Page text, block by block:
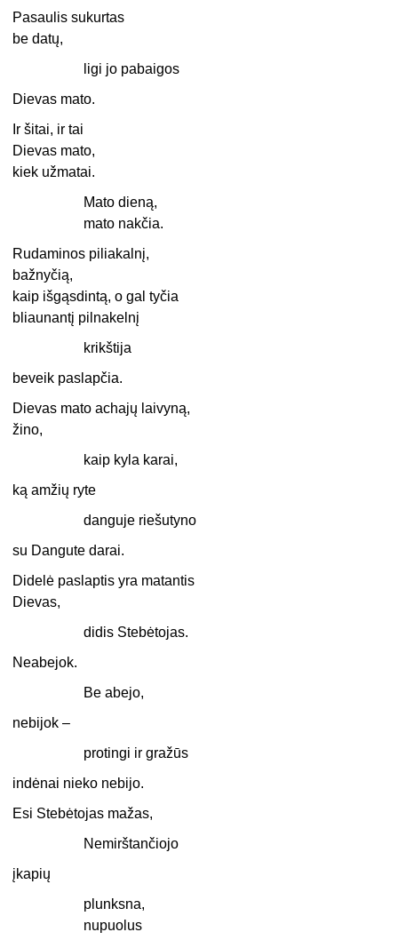
Pasaulis sukurtas
be datų,
ligi jo pabaigos
Dievas mato.
Ir šitai, ir tai
Dievas mato,
kiek užmatai.
Mato dieną,
mato nakčia.
Rudaminos piliakalnį,
bažnyčią,
kaip išgąsdintą, o gal tyčia
bliaunantį pilnakelnį
krikštija
beveik paslapčia.
Dievas mato achajų laivyną,
žino,
kaip kyla karai,
ką amžių ryte
danguje riešutyno
su Dangute darai.
Didelė paslaptis yra matantis
Dievas,
didis Stebėtojas.
Neabejok.
Be abejo,
nebijok –
protingi ir gražūs
indėnai nieko nebijo.
Esi Stebėtojas mažas,
Nemirštančiojo
įkapių
plunksna,
nupuolus